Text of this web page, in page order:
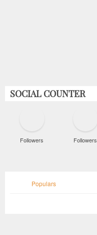
SOCIAL COUNTER
Followers Followers
Populars